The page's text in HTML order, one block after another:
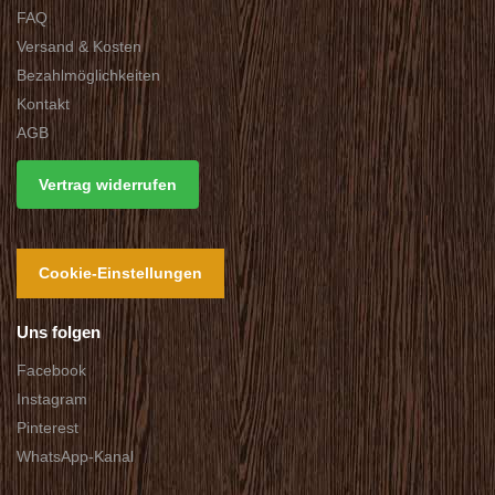
FAQ
Versand & Kosten
Bezahlmöglichkeiten
Kontakt
AGB
Vertrag widerrufen
Cookie-Einstellungen
Uns folgen
Facebook
Instagram
Pinterest
WhatsApp-Kanal